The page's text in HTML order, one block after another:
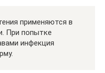
применяются в
При попытке
инфекция